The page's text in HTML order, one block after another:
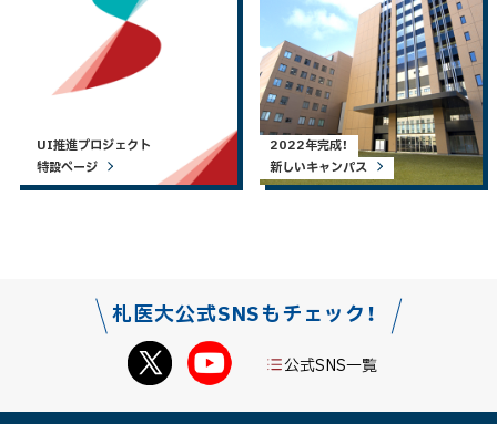
UI推進プロジェクト
特設ページ
2022年完成！
新しいキャンパス
札医大公式SNSもチェック！
公式SNS一覧